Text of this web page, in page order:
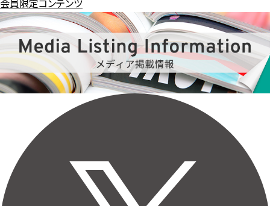
会員限定コンテンツ